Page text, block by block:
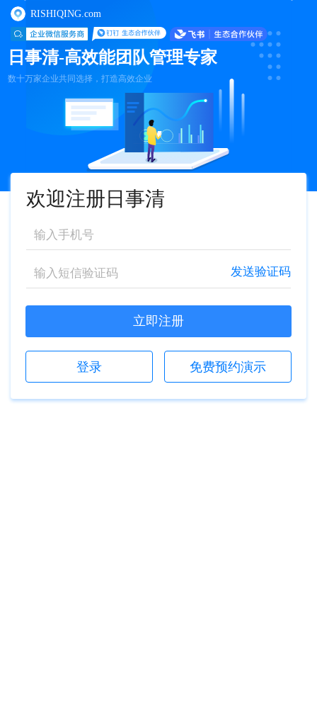
RISHIQING.com
日事清-高效能团队管理专家
数十万家企业共同选择，打造高效企业
欢迎注册日事清
发送验证码
立即注册
登录 免费预约演示